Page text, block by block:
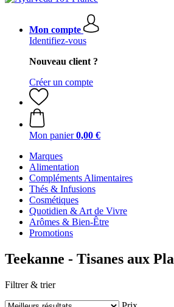
Mon compte
Identifiez-vous
Nouveau client ?
Créer un compte
Mon panier 0,00 €
Marques
Alimentation
Compléments Alimentaires
Thés & Infusions
Cosmétiques
Quotidien & Art de Vivre
Arômes & Bien-Être
Promotions
Teekanne - Tisanes aux
Filtrer & trier